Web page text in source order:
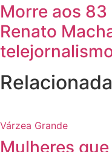
Morre aos
Renato
Várzea Grande
Mulheres